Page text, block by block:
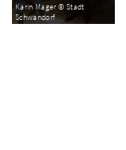
Karin Mager © Stadt
Schwandorf